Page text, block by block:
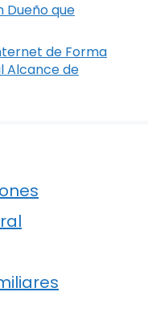
Dueño que
de Forma
Alcance de